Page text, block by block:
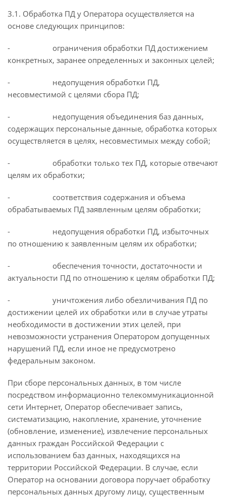
3.1. Обработка ПД у Оператора осуществляется на
основе следующих принципов:
- ограничения обработки ПД достижением
конкретных, заранее определенных и законных целей;
- недопущения обработки ПД,
несовместимой с целями сбора ПД;
- недопущения объединения баз данных,
содержащих персональные данные, обработка которых
осуществляется в целях, несовместимых между собой;
- обработки только тех ПД, которые отвечают
целям их обработки;
- соответствия содержания и объема
обрабатываемых ПД заявленным целям обработки;
- недопущения обработки ПД, избыточных
по отношению к заявленным целям их обработки;
- обеспечения точности, достаточности и
актуальности ПД по отношению к целям обработки ПД;
- уничтожения либо обезличивания ПД по
достижении целей их обработки или в случае утраты
необходимости в достижении этих целей, при
невозможности устранения Оператором допущенных
нарушений ПД, если иное не предусмотрено
федеральным законом.
При сборе персональных данных, в том числе
посредством информационно телекоммуникационной
сети Интернет, Оператор обеспечивает запись,
систематизацию, накопление, хранение, уточнение
(обновление, изменение), извлечение персональных
данных граждан Российской Федерации с
использованием баз данных, находящихся на
территории Российской Федерации. В случае, если
Оператор на основании договора поручает обработку
персональных данных другому лицу, существенным